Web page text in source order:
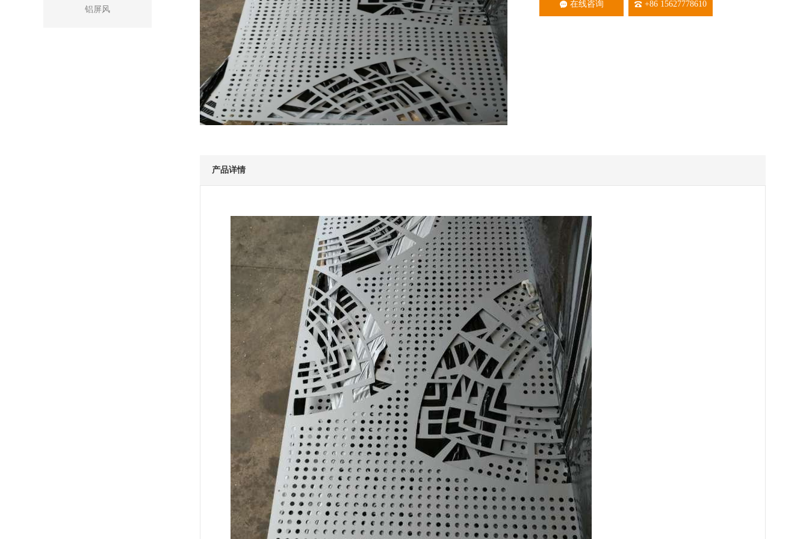
铝屏风
在线咨询 +86 15627778610
产品详情